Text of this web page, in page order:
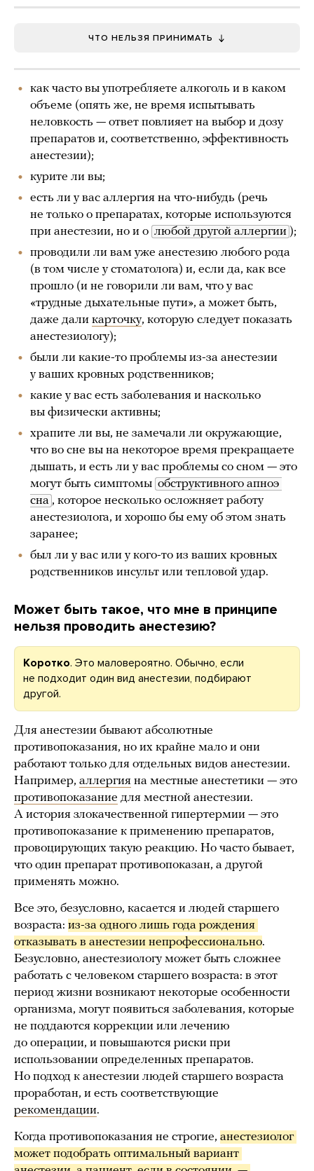
ЧТО НЕЛЬЗЯ ПРИНИМАТЬ
как часто вы употребляете алкоголь и в каком
объеме (опять же, не время испытывать
неловкость — ответ повлияет на выбор и дозу
препаратов и, соответственно, эффективность
анестезии);
курите ли вы;
есть ли у вас аллергия на что-нибудь (речь
не только о препаратах, которые используются
при анестезии, но и о любой другой аллергии );
проводили ли вам уже анестезию любого рода
(в том числе у стоматолога) и, если да, как все
прошло (и не говорили ли вам, что у вас
«трудные дыхательные пути», а может быть,
даже дали карточку, которую следует показать
анестезиологу);
были ли какие-то проблемы из-за анестезии
у ваших кровных родственников;
какие у вас есть заболевания и насколько
вы физически активны;
храпите ли вы, не замечали ли окружающие,
что во сне вы на некоторое время прекращаете
дышать, и есть ли у вас проблемы со сном — это
могут быть симптомы обструктивного апноэ
сна , которое несколько осложняет работу
анестезиолога, и хорошо бы ему об этом знать
заранее;
был ли у вас или у кого-то из ваших кровных
родственников инсульт или тепловой удар.
Может быть такое, что мне в принципе
нельзя проводить анестезию?
Коротко. Это маловероятно. Обычно, если
не подходит один вид анестезии, подбирают
другой.
Для анестезии бывают абсолютные
противопоказания, но их крайне мало и они
работают только для отдельных видов анестезии.
Например, аллергия на местные анестетики — это
противопоказание для местной анестезии.
А история злокачественной гипертермии — это
противопоказание к применению препаратов,
провоцирующих такую реакцию. Но часто бывает,
что один препарат противопоказан, а другой
применять можно.
Все это, безусловно, касается и людей старшего
возраста: из-за одного лишь года рождения
отказывать в анестезии непрофессионально.
Безусловно, анестезиологу может быть сложнее
работать с человеком старшего возраста: в этот
период жизни возникают некоторые особенности
организма, могут появиться заболевания, которые
не поддаются коррекции или лечению
до операции, и повышаются риски при
использовании определенных препаратов.
Но подход к анестезии людей старшего возраста
проработан, и есть соответствующие
рекомендации.
Когда противопоказания не строгие, анестезиолог
может подобрать оптимальный вариант